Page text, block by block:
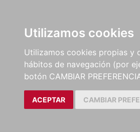
Utilizamos cookies
Utilizamos cookies propias y
hábitos de navegación (por
botón CAMBIAR
ACEPTAR CAMBIAR
LIBROS
MÉTODOS Y
EJERCICIOS